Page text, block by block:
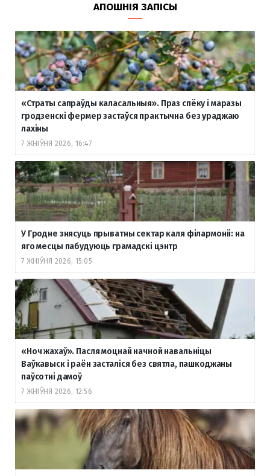
АПОШНІЯ ЗАПІСЫ
«Страты сапраўды каласальныя». Праз спёку і маразы
гродзенскі фермер застаўся практычна без ураджаю
лахіны
7 ЖНІЎНЯ 2026, 16:47
У Гродне знясуць прыватны сектар каля філармоніі: на
яго месцы пабудуюць грамадскі цэнтр
7 ЖНІЎНЯ 2026, 15:05
«Ноч жахаў». Пасля моцнай начной навальніцы
Ваўкавыск і раён засталіся без святла, пашкоджаны
паўсотні дамоў
7 ЖНІЎНЯ 2026, 12:56